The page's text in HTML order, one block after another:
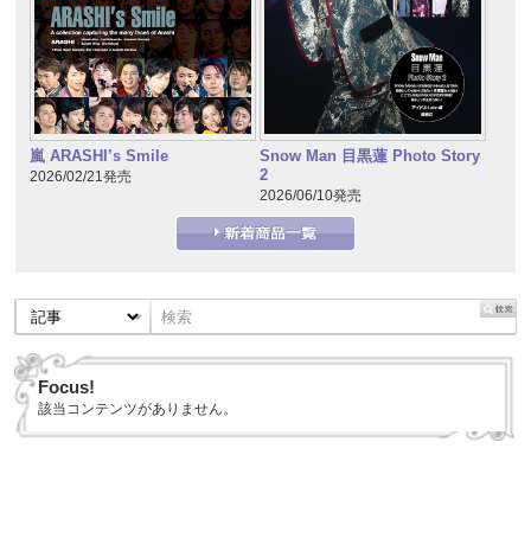
嵐 ARASHI’s Smile
2026/02/21発売
Snow Man 目黒蓮 Photo Story
2
2026/06/10発売
Focus!
該当コンテンツがありません。